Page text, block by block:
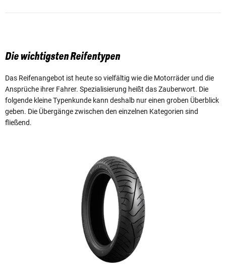
Die wichtigsten Reifentypen
Das Reifenangebot ist heute so vielfältig wie die Motorräder und die
Ansprüche ihrer Fahrer. Spezialisierung heißt das Zauberwort. Die
folgende kleine Typenkunde kann deshalb nur einen groben Überblick
geben. Die Übergänge zwischen den einzelnen Kategorien sind
fließend.